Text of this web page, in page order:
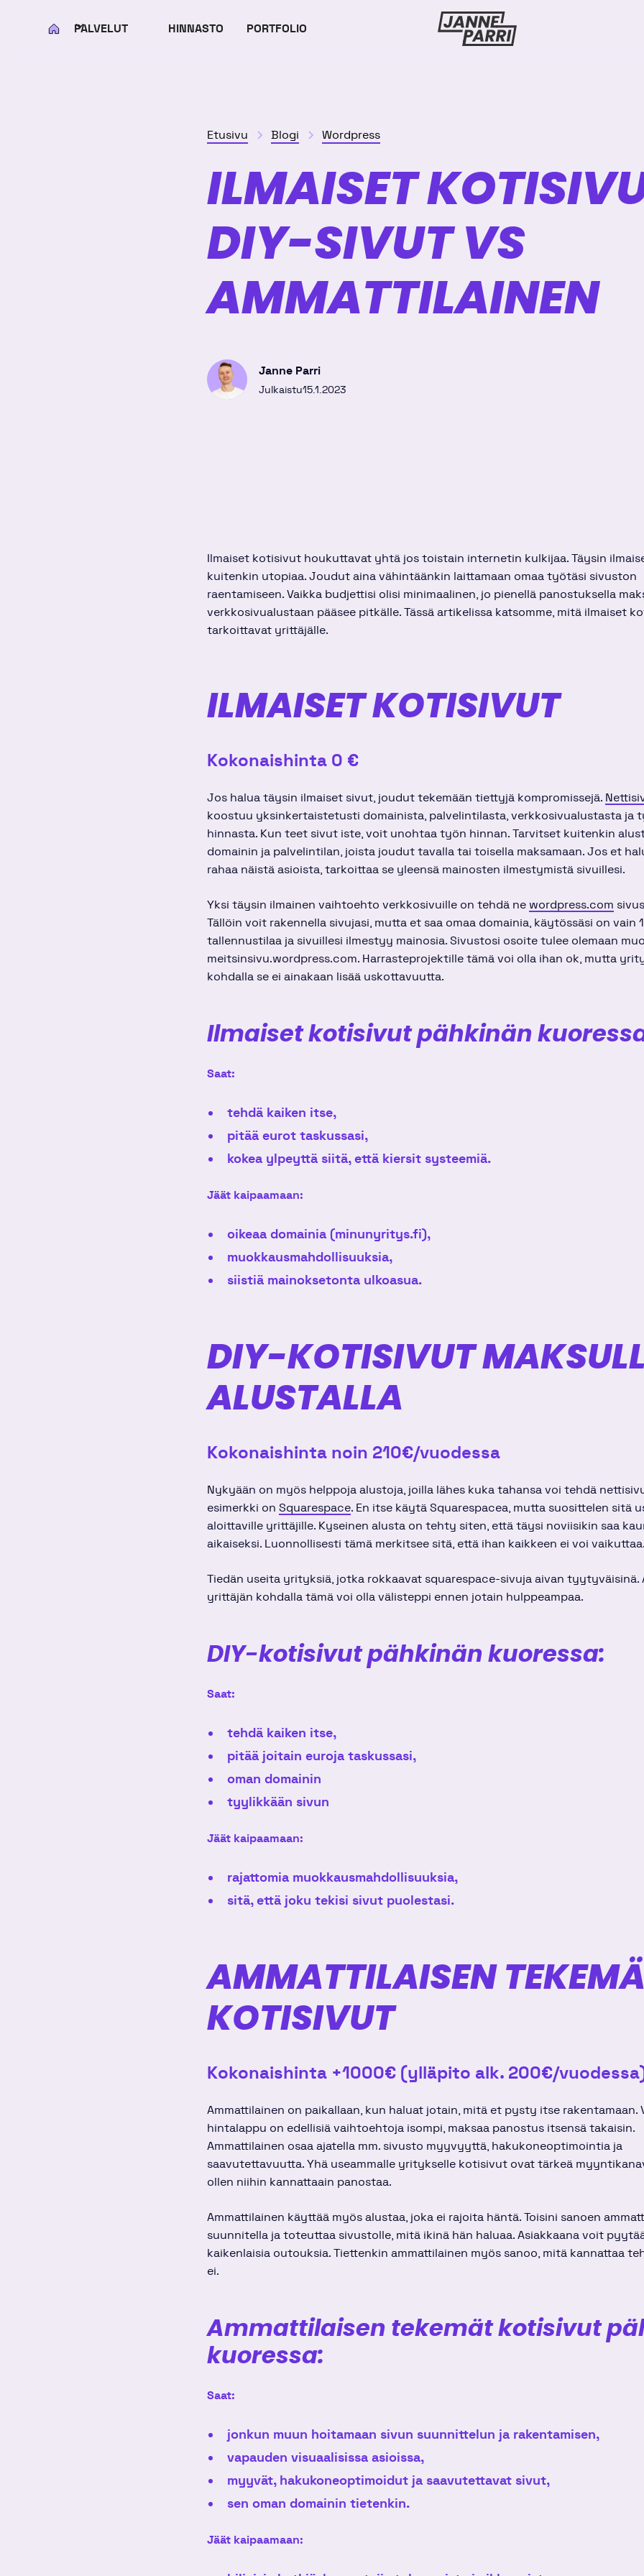
PALVELUT HINNASTO
PORTFOLIO
Etusivu Blogi Wordpress
ILMAISET
DIY-SIVUT VS
AMMATTI­LAINEN
Janne Parri
Julkaistu15.1.2023
Ilmaiset kotisivut houkuttavat yhtä jos toistain internetin kulkijaa. Täysin
kuitenkin utopiaa. Joudut aina vähintäänkin laittamaan omaa työtäsi sivuston
raentamiseen. Vaikka budjettisi olisi minimaalinen, jo pienellä panostuksella
verkkosivualustaan pääsee pitkälle. Tässä artikelissa katsomme, mitä ilmaiset
tarkoittavat yrittäjälle.
ILMAISET KOTISIVUT
Kokonaishinta 0 €
Jos halua täysin ilmaiset sivut, joudut tekemään tiettyjä kompromissejä.
koostuu yksinkertaistetusti domainista, palvelintilasta, verkkosivualustasta ja
hinnasta. Kun teet sivut iste, voit unohtaa työn hinnan. Tarvitset kuitenkin
domainin ja palvelintilan, joista joudut tavalla tai toisella maksamaan. Jos et
rahaa näistä asioista, tarkoittaa se yleensä mainosten ilmestymistä sivuillesi.
Yksi täysin ilmainen vaihtoehto verkkosivuille on tehdä ne wordpress.com
Tällöin voit rakennella sivujasi, mutta et saa omaa domainia, käytössäsi on vain
tallennustilaa ja sivuillesi ilmestyy mainosia. Sivustosi osoite tulee olemaan
meitsinsivu.wordpress.com. Harrasteprojektille tämä voi olla ihan ok, mutta
kohdalla se ei ainakaan lisää uskottavuutta.
Ilmaiset kotisivut pähkinän
Saat:
tehdä kaiken itse,
pitää eurot taskussasi,
kokea ylpeyttä siitä, että kiersit systeemiä.
Jäät kaipaamaan:
oikeaa domainia (minunyritys.fi),
muokkausmahdollisuuksia,
siistiä mainoksetonta ulkoasua.
DIY-KOTISIVUT
ALUSTALLA
Kokonaishinta noin 210€/vuodessa
Nykyään on myös helppoja alustoja, joilla lähes kuka tahansa voi tehdä
esimerkki on Squarespace. En itse käytä Squarespacea, mutta suosittelen sitä
aloittaville yrittäjille. Kyseinen alusta on tehty siten, että täysi noviisikin saa
aikaiseksi. Luonnollisesti tämä merkitsee sitä, että ihan kaikkeen ei voi
Tiedän useita yrityksiä, jotka rokkaavat squarespace-sivuja aivan tyytyväisinä.
yrittäjän kohdalla tämä voi olla välisteppi ennen jotain hulppeampaa.
DIY-kotisivut pähkinän kuoressa:
Saat:
tehdä kaiken itse,
pitää joitain euroja taskussasi,
oman domainin
tyylikkään sivun
Jäät kaipaamaan:
rajattomia muokkausmahdollisuuksia,
sitä, että joku tekisi sivut puolestasi.
AMMATTILAISEN
KOTISIVUT
Kokonaishinta +1000€ (ylläpito alk. 200€/
Ammattilainen on paikallaan, kun haluat jotain, mitä et pysty itse rakentamaan.
hintalappu on edellisiä vaihtoehtoja isompi, maksaa panostus itsensä takaisin.
Ammattilainen osaa ajatella mm. sivusto myyvyyttä, hakukoneoptimointia ja
saavutettavuutta. Yhä useammalle yritykselle kotisivut ovat tärkeä
ollen niihin kannattaain panostaa.
Ammattilainen käyttää myös alustaa, joka ei rajoita häntä. Toisini sanoen
suunnitella ja toteuttaa sivustolle, mitä ikinä hän haluaa. Asiakkaana voit
kaikenlaisia outouksia. Tiettenkin ammattilainen myös sanoo, mitä kannattaa
ei.
Ammattilaisen tekemät kotisivut
kuoressa:
Saat:
jonkun muun hoitamaan sivun suunnittelun ja rakentamisen,
vapauden visuaalisissa asioissa,
myyvät, hakukoneoptimoidut ja saavutettavat sivut,
sen oman domainin tietenkin.
Jäät kaipaamaan: